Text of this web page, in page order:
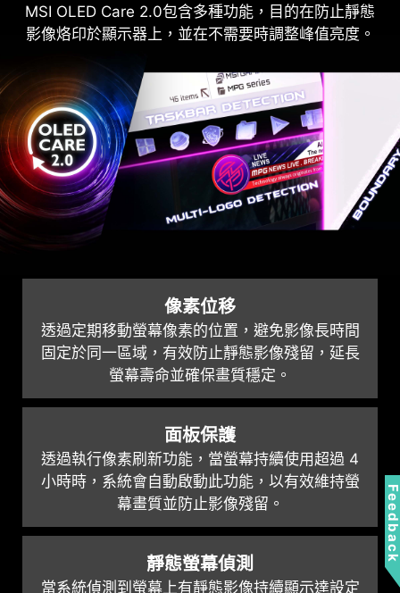
五向鍵
透過符合人體工學設計的五向鍵按
鈕，可快速簡易的調整顯示器內容。
擁有舒適的使用者體驗。
MSI OLED Care 2.0包含多種功能，目的在防止靜態
影像烙印於顯示器上，並在不需要時調整峰值亮度。
像素位移
透過定期移動螢幕像素的位置，避免影像長時間
固定於同一區域，有效防止靜態影像殘留，延長
螢幕壽命並確保畫質穩定。
面板保護
透過執行像素刷新功能，當螢幕持續使用超過 4
小時時，系統會自動啟動此功能，以有效維持螢
幕畫質並防止影像殘留。
靜態螢幕偵測
當系統偵測到螢幕上有靜態影像持續顯示達設定
MSI提供我們的用戶能夠無憂無慮地享受遊戲體驗。
為 OLED 面板提供 3 年保修，包括針對 OLED 烙印
新型QD-OLED面板均配備石墨烯薄膜，該薄膜以卓
越的導熱性而聞名，有助於散熱。定制的散熱器設
主動冷卻風扇即可運行，實現了無風扇設計。確保高
效、安靜的散熱，進一步延長面板的使用壽命。